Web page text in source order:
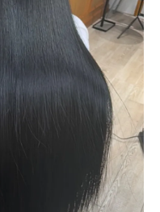
イライトのメリッ
と美容室の工夫
の注意点と対策
バーする方法
方法を解明
トの持ち期間の目